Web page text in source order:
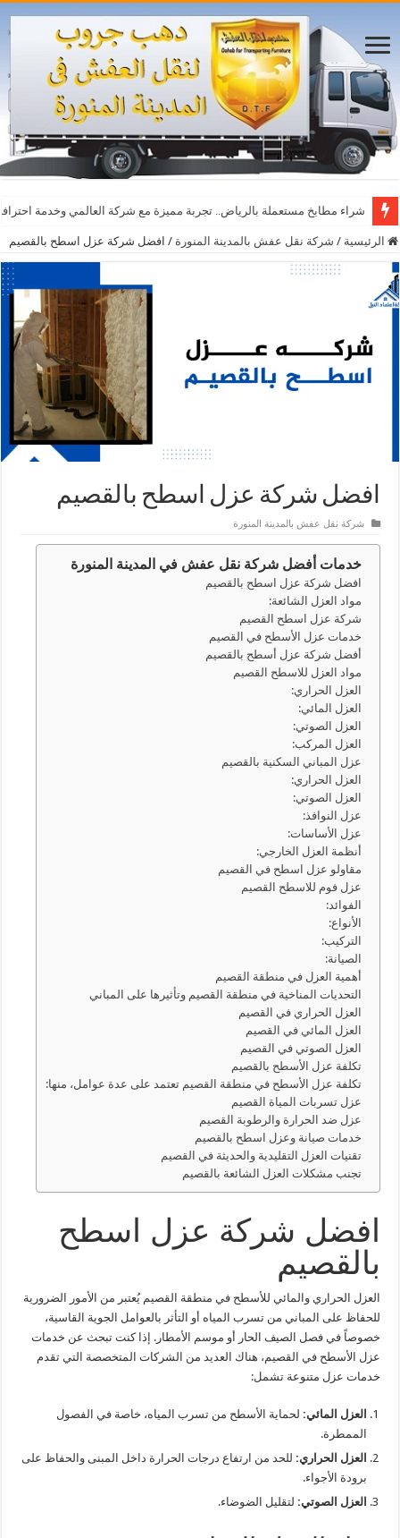
شراء مطابخ مستعملة بالرياض.. تجربة مميزة مع شركة العالمي وخدمة
أفضل مواقع مشاهدة مباريات اليوم بث مباشر بدون تقطيع
الرئيسية / شركة نقل عفش بالمدينة المنورة / افضل شركة عزل اسطح بالقصيم
افضل شركة عزل اسطح بالقصيم
شركة نقل عفش بالمدينة المنورة
خدمات أفضل شركة نقل عفش في المدينة المنورة
افضل شركة عزل اسطح بالقصيم
مواد العزل الشائعة:
شركة عزل اسطح القصيم
خدمات عزل الأسطح في القصيم
أفضل شركة عزل أسطح بالقصيم
مواد العزل للاسطح القصيم
العزل الحراري:
العزل المائي:
العزل الصوتي:
العزل المركب:
عزل المباني السكنية بالقصيم
العزل الحراري:
العزل الصوتي:
عزل النوافذ:
عزل الأساسات:
أنظمة العزل الخارجي:
مقاولو عزل اسطح في القصيم
عزل فوم للاسطح القصيم
الفوائد:
الأنواع:
التركيب:
الصيانة:
أهمية العزل في منطقة القصيم
التحديات المناخية في منطقة القصيم وتأثيرها على المباني
العزل الحراري في القصيم
العزل المائي في القصيم
العزل الصوتي في القصيم
تكلفة عزل الأسطح بالقصيم
تكلفة عزل الأسطح في منطقة القصيم تعتمد على عدة عوامل، منها:
عزل تسربات المياة القصيم
عزل ضد الحرارة والرطوبة القصيم
خدمات صيانة وعزل اسطح بالقصيم
تقنيات العزل التقليدية والحديثة في القصيم
تجنب مشكلات العزل الشائعة بالقصيم
افضل شركة عزل اسطح
بالقصيم
العزل الحراري والمائي للأسطح في منطقة القصيم يُعتبر من الأمور الضرورية
للحفاظ على المباني من تسرب المياه أو التأثر بالعوامل الجوية القاسية،
خصوصاً في فصل الصيف الحار أو موسم الأمطار. إذا كنت تبحث عن خدمات
عزل الأسطح في القصيم، هناك العديد من الشركات المتخصصة التي تقدم
خدمات عزل متنوعة تشمل:
العزل المائي: لحماية الأسطح من تسرب المياه، خاصة في الفصول
الممطرة.
العزل الحراري: للحد من ارتفاع درجات الحرارة داخل المبنى والحفاظ على
برودة الأجواء.
العزل الصوتي: لتقليل الضوضاء.